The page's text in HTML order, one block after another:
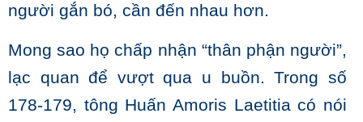
người gắn bó, cần đến nhau hơn.
Mong sao họ chấp nhận “thân phận người”,
lạc quan để vượt qua u buồn. Trong số
178-179, tông Huấn Amoris Laetitia có nói